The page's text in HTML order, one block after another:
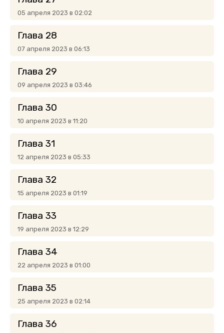
05 апреля 2023 в 02:02
Глава 28
07 апреля 2023 в 06:13
Глава 29
09 апреля 2023 в 03:46
Глава 30
10 апреля 2023 в 11:20
Глава 31
12 апреля 2023 в 05:33
Глава 32
15 апреля 2023 в 01:19
Глава 33
19 апреля 2023 в 12:29
Глава 34
22 апреля 2023 в 01:00
Глава 35
25 апреля 2023 в 02:14
Глава 36